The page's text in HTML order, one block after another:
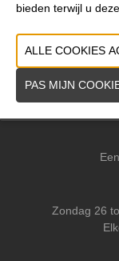
Zondag 26
bieden terwijl u